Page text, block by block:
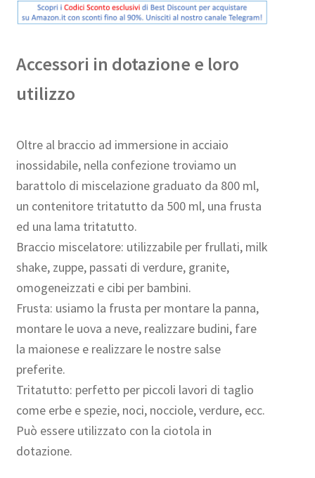
Accessori in dotazione e loro
utilizzo
Oltre al braccio ad immersione in acciaio
inossidabile, nella confezione troviamo un
barattolo di miscelazione graduato da 800 ml,
un contenitore tritatutto da 500 ml, una frusta
ed una lama tritatutto.
Braccio miscelatore: utilizzabile per frullati, milk
shake, zuppe, passati di verdure, granite,
omogeneizzati e cibi per bambini.
Frusta: usiamo la frusta per montare la panna,
montare le uova a neve, realizzare budini, fare
la maionese e realizzare le nostre salse
preferite.
Tritatutto: perfetto per piccoli lavori di taglio
come erbe e spezie, noci, nocciole, verdure, ecc.
Può essere utilizzato con la ciotola in
dotazione.